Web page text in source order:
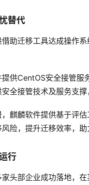
替代
助迁移工具达成操作
提供CentOS安全接管服
全接管技术及服务支撑
，麒麟软件提供基于评
险，提升迁移效率，助
行
家头部企业成功落地，